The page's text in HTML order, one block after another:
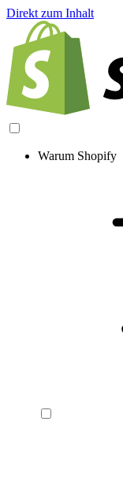
Direkt zum Inhalt
Warum Shopify